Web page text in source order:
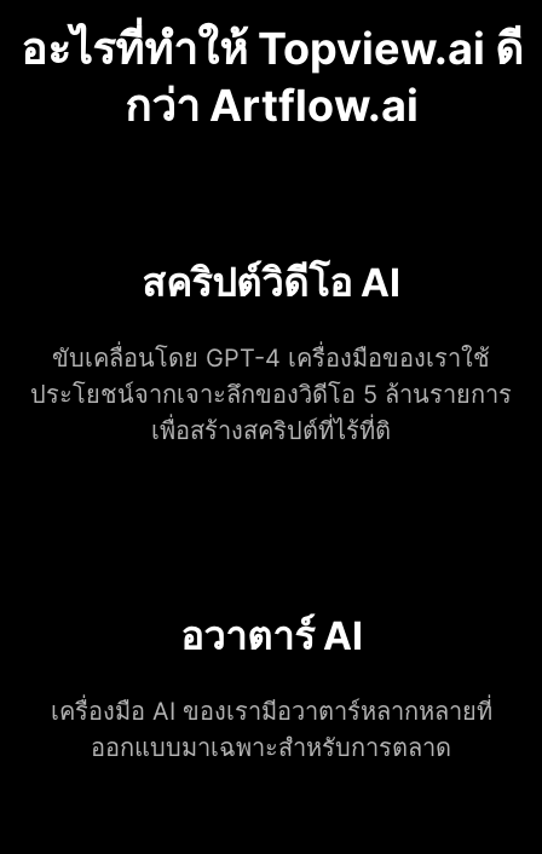
อะไรที่ทำให้ Topview.ai ดี
กว่า Artflow.ai
สคริปต์วิดีโอ AI
ขับเคลื่อนโดย GPT-4 เครื่องมือของเราใช้
ประโยชน์จากเจาะลึกของวิดีโอ 5 ล้านรายการ
เพื่อสร้างสคริปต์ที่ไร้ที่ติ
อวาตาร์ AI
เครื่องมือ AI ของเรามีอวาตาร์หลากหลายที่
ออกแบบมาเฉพาะสำหรับการตลาด